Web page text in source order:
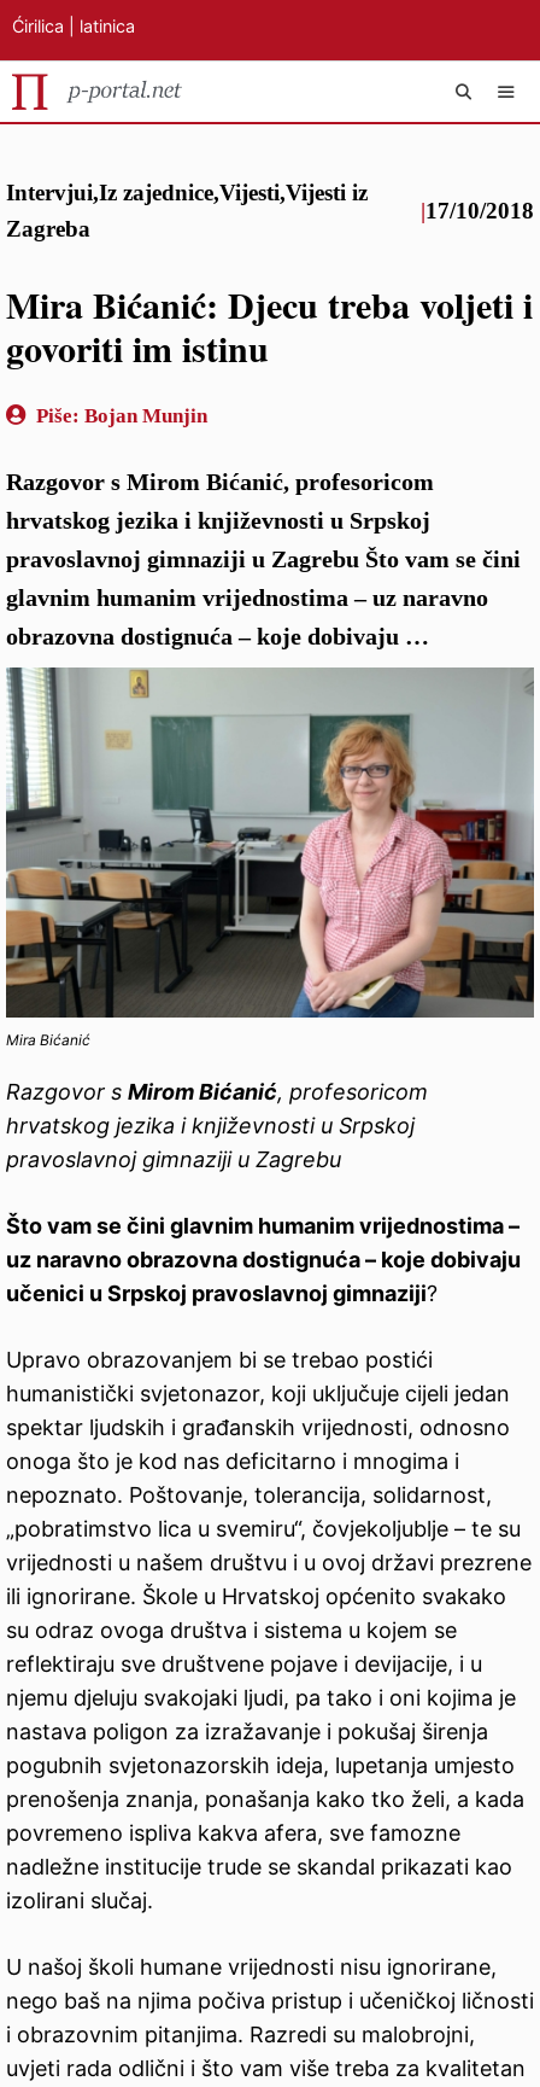
sadržaj
Ćirilica latinica
Intervjui,Iz zajednice,Vijesti,Vijesti iz
Zagreba
|17/10/2018
Mira Bićanić: Djecu treba voljeti i
govoriti im istinu
Piše: Bojan Munjin
Razgovor s Mirom Bićanić, profesoricom
hrvatskog jezika i književnosti u Srpskoj
pravoslavnoj gimnaziji u Zagrebu Što vam se čini
glavnim humanim vrijednostima – uz naravno
obrazovna dostignuća – koje dobivaju …
Mira Bićanić
Razgovor s Mirom Bićanić, profesoricom
hrvatskog jezika i književnosti u Srpskoj
pravoslavnoj gimnaziji u Zagrebu
Što vam se čini glavnim humanim vrijednostima –
uz naravno obrazovna dostignuća – koje dobivaju
učenici u Srpskoj pravoslavnoj gimnaziji?
Upravo obrazovanjem bi se trebao postići
humanistički svjetonazor, koji uključuje cijeli jedan
spektar ljudskih i građanskih vrijednosti, odnosno
onoga što je kod nas deficitarno i mnogima i
nepoznato. Poštovanje, tolerancija, solidarnost,
„pobratimstvo lica u svemiru“, čovjekoljublje – te su
vrijednosti u našem društvu i u ovoj državi prezrene
ili ignorirane. Škole u Hrvatskoj općenito svakako
su odraz ovoga društva i sistema u kojem se
reflektiraju sve društvene pojave i devijacije, i u
njemu djeluju svakojaki ljudi, pa tako i oni kojima je
nastava poligon za izražavanje i pokušaj širenja
pogubnih svjetonazorskih ideja, lupetanja umjesto
prenošenja znanja, ponašanja kako tko želi, a kada
povremeno ispliva kakva afera, sve famozne
nadležne institucije trude se skandal prikazati kao
izolirani slučaj.
U našoj školi humane vrijednosti nisu ignorirane,
nego baš na njima počiva pristup i učeničkoj ličnosti
i obrazovnim pitanjima. Razredi su malobrojni,
uvjeti rada odlični i što vam više treba za kvalitetan